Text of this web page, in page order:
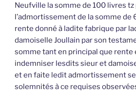
Neufville la somme de 100 livres tz
l’admortissement de la somme de
rente donné à ladite fabrique par
damoiselle Joullain par son
somme tant en principal que rente
indemniser lesdits sieur et
et en faite ledit admortissement
solemnités à ce requises